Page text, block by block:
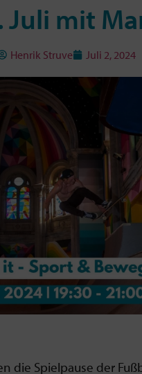
Juli mit
Henrik Struve Juli 2, 2024
die Spielpause der